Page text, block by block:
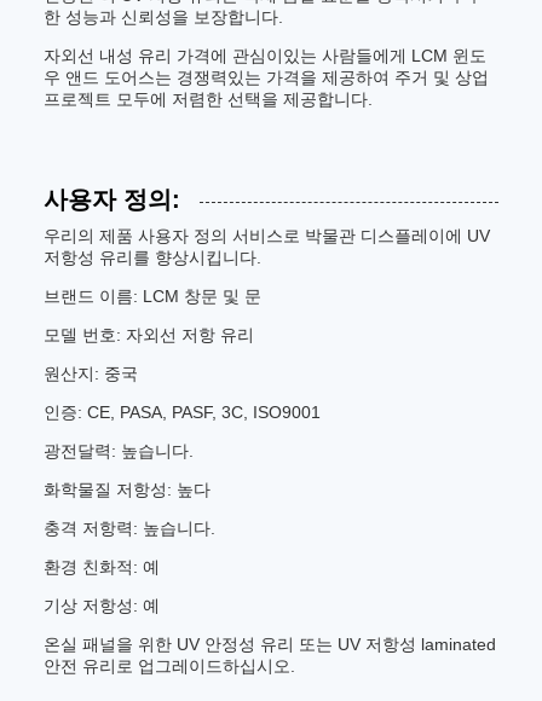
한 성능과 신뢰성을 보장합니다.
자외선 내성 유리 가격에 관심이있는 사람들에게 LCM 윈도
우 앤드 도어스는 경쟁력있는 가격을 제공하여 주거 및 상업
프로젝트 모두에 저렴한 선택을 제공합니다.
사용자 정의:
우리의 제품 사용자 정의 서비스로 박물관 디스플레이에 UV
저항성 유리를 향상시킵니다.
브랜드 이름: LCM 창문 및 문
모델 번호: 자외선 저항 유리
원산지: 중국
인증: CE, PASA, PASF, 3C, ISO9001
광전달력: 높습니다.
화학물질 저항성: 높다
충격 저항력: 높습니다.
환경 친화적: 예
기상 저항성: 예
온실 패널을 위한 UV 안정성 유리 또는 UV 저항성 laminated
안전 유리로 업그레이드하십시오.